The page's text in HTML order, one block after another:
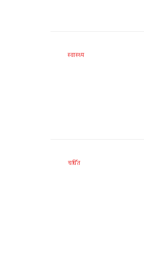
स्वास्थ्य
चर्चित